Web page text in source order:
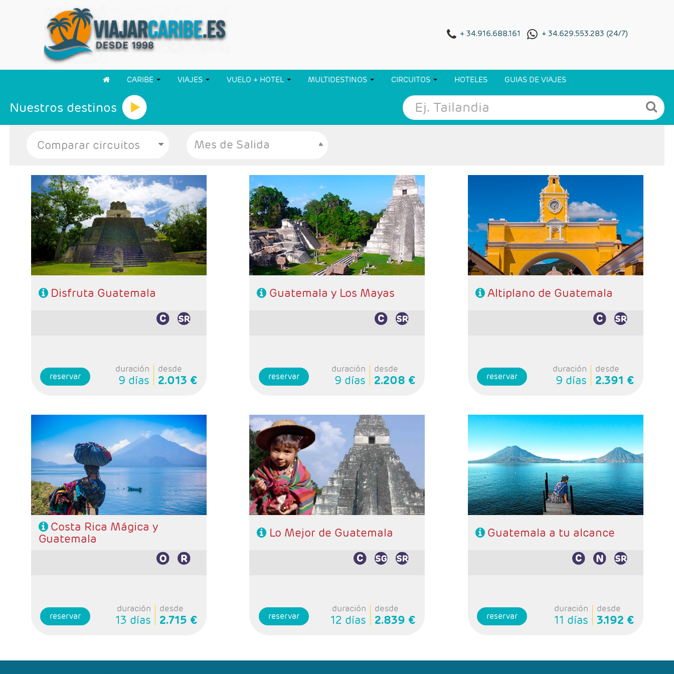
+ 34.916.688.161 + 34.629.553.283 (24/7)
CARIBE VIAJES VUELO + HOTEL MULTIDESTINOS CIRCUITOS HOTELES GUIAS DE VIAJES
Nuestros destinos
Mes de Salida
- Salidas: Martes
- Ruta: 3 noches Antigua Guatemala, 1 noche
Panajachel (Lago Atitlan), 1 noche Ciudad de
Guatemala y 2 noches Flores.
- Categoría hotelera: 3*, 4* y 5*
- Régimen: 7 desayunos y 1 almuerzo sin
bebidas.
Disfruta Guatemala
reservar
duración
9 días
desde
2.013 €
- Salidas: Martes
- Ruta: 2 noches Antigua Guatemala, 1 noche
Panajache, 3 noches Ciudad de Guatemala y 1
noche Copán.
- Categoría hotelera: 3*, 4* y 5*
- Régimen: 7 desayunos y 1 almuerzo (sin
bebidas)
Guatemala y Los Mayas
reservar
duración
9 días
desde
2.208 €
- Ruta: 2 noches Antigua Guatemala, 1 noche
Panajachel (Lago Atitlan), 2 noches Ciudad de
Guatemala y 2 noches Flores.
- Categoría hotelera: 3*, 4* y 5*
- Régimen: 7 desayunos y 1 almuerzo sin
bebidas.
Altiplano de Guatemala
reservar
duración
9 días
desde
2.391 €
- Salidas: Maartes y Viernes
- Ruta: 1 noche San José, 2 noches Tortuguero,
2 noches Arenal , 2 noches Monteverde y 4
noches Guatemala
- Categoría hotelera: Standard, Primera o
Semilujo
- Régimen: 11 desayunos, 3 almuerzos y 2
cenas.
Costa Rica Mágica y
Guatemala
reservar
duración
13 días
desde
2.715 €
- Salidas: Martes
- Ruta: 2 noches Antigua Guatemala, 1 noche
Panajachel, 3 noches Ciudad de Guatemala, 1
noche Copán, 1 noche Río Dulce y 2 noches
Flores.
- Categoría hotelera: 3*, 4* y 5*
- Régimen: 9 desayunos y 1 almuerzo (sin
bebidas).
Lo Mejor de Guatemala
reservar
duración
12 días
desde
2.839 €
- Salidas: Martes
- Ruta: 2 noches Antigua Guatemala, 1 noche
Panajachel, 3 noches Ciudad de Guatemala, 1
noche Copán, 1 noche Río Dulce y 1 noche
Flores.
- Categoría hotelera: 3*, 4* y 5*
- Régimen: 9 desayunos y 1 almuerzo (sin
bebidas).
Guatemala a tu alcance
reservar
duración
11 días
desde
3.192 €